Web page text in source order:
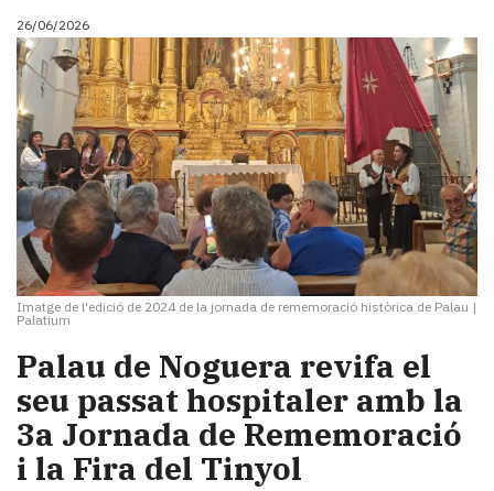
26/06/2026
Imatge de l'edició de 2024 de la jornada de rememoració històrica de Palau |
Palatium
​Palau de Noguera revifa el
seu passat hospitaler amb la
3a Jornada de Rememoració
i la Fira del Tinyol